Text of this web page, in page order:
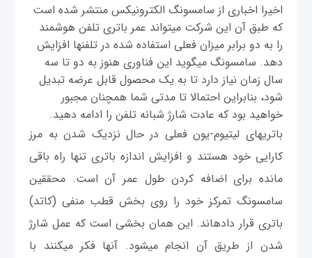
اخیرا اخباری از سامسونگ الکترونیکس منتشر شده است
که طبق آن اين شرکت می‎تواند عمر باتری تلفن هوشمند
را به دو برابر میزان فعلی استفاده شده در تلفن‎ها افزایش
دهد. سامسونگ می‎گوید این فناوری هنوز به دو تا سه
سال زمان نیاز دارد تا به یک محصول قابل عرضه تبدیل
شود، بنابراین احتمالا تا مدتی شما همچنان مجبور
خواهید بود که عادت شارژ شبانه تلفن را ادامه دهید.
باتری‎های لیتیوم-یون فعلی در حال نزدیک شدن به مرز
کارایی خود هستند و افزایش اندازه باتری تنها راه باقی
مانده برای اضافه كردن طول عمر آن است. محققين
سامسونگ تمرکز خود را روی بخش قطب منفی (کاتد)
باتری قرار داده‎اند. این همان بخشی است که عمل شارژ
شدن از طریق آن انجام می‎شود. آنها فکر می‎کنند با